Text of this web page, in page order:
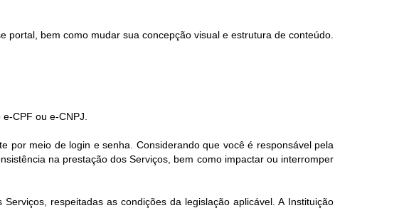
bem como mudar sua concepção visual e estrutura de conteúdo.
CPF ou e-CNPJ.
por meio de login e senha. Considerando que você é responsável pela
na prestação dos Serviços, bem como impactar ou interromper
respeitadas as condições da legislação aplicável. A Instituição